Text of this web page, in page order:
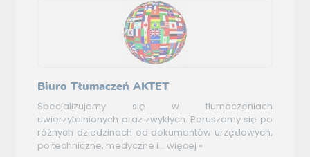
Biuro Tłumaczeń AKTET
Specjalizujemy się w tłumaczeniach
uwierzytelnionych oraz zwykłych. Poruszamy się po
różnych dziedzinach od dokumentów urzędowych,
po techniczne, medyczne i... więcej »